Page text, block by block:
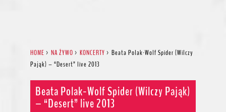
HOME > NA ŻYWO > KONCERTY > Beata Polak-Wolf Spider (Wilczy
Pająk) – “Desert” live 2013
Beata Polak-Wolf Spider (Wilczy Pająk)
– “Desert” live 2013